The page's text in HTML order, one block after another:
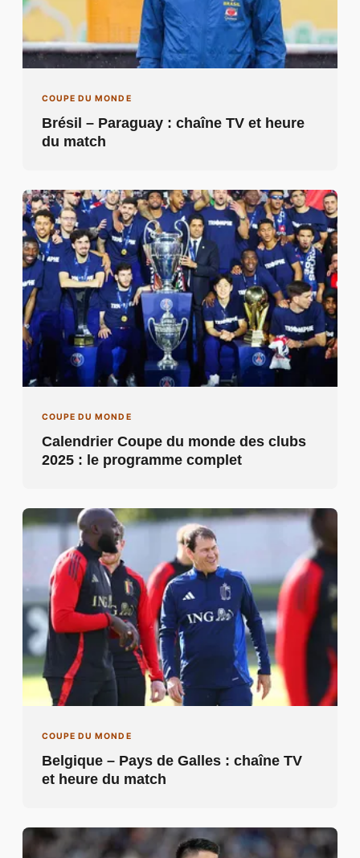
Brésil – Paraguay : chaîne TV et heure
du match
COUPE DU MONDE
Calendrier Coupe du monde des clubs
2025 : le programme complet
COUPE DU MONDE
Belgique – Pays de Galles : chaîne TV
et heure du match